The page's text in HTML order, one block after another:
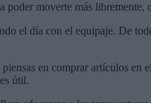
moverte más
el día con el equipaje. De
en comprar artículos en
útil.